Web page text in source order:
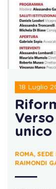
18 Luglio
unico
ROMA,
RAIMONDI